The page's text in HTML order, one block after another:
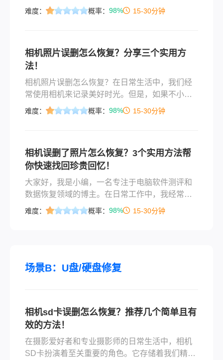
腾出更多的空间使用相机。但是放在电脑上也并
难度： 概率： 98% 15-30分钟
相机照片误删怎么恢复？分享三个实用方
法！
相机照片误删怎么恢复？在日常生活中，我们经
常使用相机来记录美好时光。但是，如果不小心
删除了相机里的照片，那可能会让人感到非常沮
难度： 概率： 98% 15-30分钟
相机误删了照片怎么恢复？3个实用方法帮
你快速找回珍贵回忆！
大家好，我是小编，一名专注于电脑软件测评和
数据恢复领域的博主。在日常工作中，我经常收
到粉丝求助：“小编，我不小心把相机里的照片删
合多年经验，为大家系统梳理相机误删照片的恢
难度： 概率： 98% 15-30分钟
场景B：U盘/硬盘修复
相机sd卡误删怎么恢复？推荐几个简单且有
效的方法！
​在摄影爱好者和专业摄影师的日常生活中，相机
SD卡扮演着至关重要的角色。它存储着我们精心